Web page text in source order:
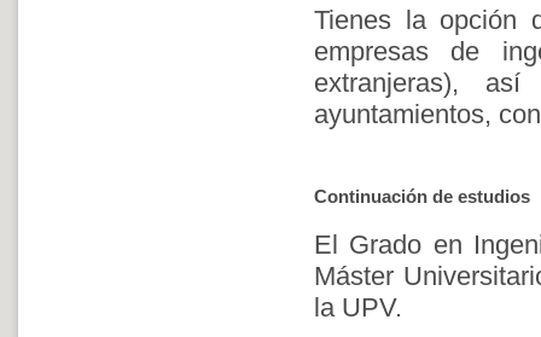
Tienes la opción
empresas de
extranjeras),
ayuntamientos,
Continuación de estudios
El Grado en
Máster
la UPV.